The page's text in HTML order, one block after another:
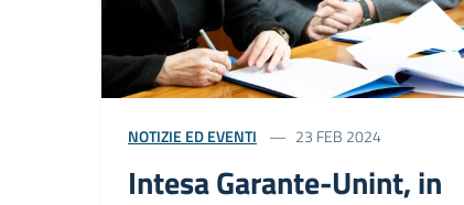
NOTIZIE ED EVENTI 23 FEB 2024
Intesa Garante-Unint, in